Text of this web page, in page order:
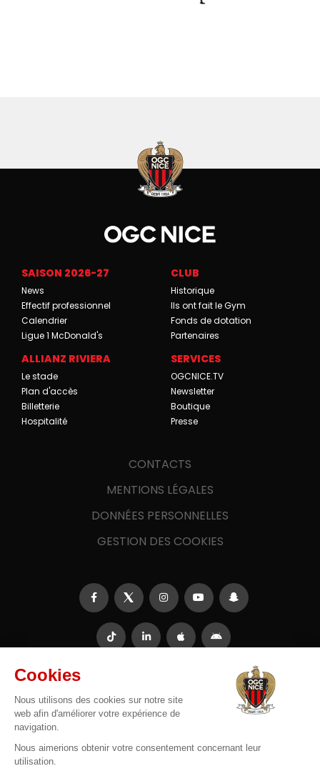
SAISON 2026-27
News
Effectif professionnel
Calendrier
Ligue 1 McDonald's
CLUB
Historique
Ils ont fait le Gym
Fonds de dotation
Partenaires
ALLIANZ RIVIERA
Le stade
Plan d'accès
Billetterie
Hospitalité
SERVICES
OGCNICE.TV
Newsletter
Boutique
Presse
CONTACTS
MENTIONS LÉGALES
DONNÉES PERSONNELLES
GESTION DES COOKIES